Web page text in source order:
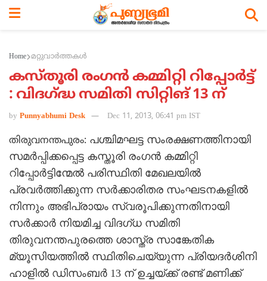
Home മറ്റുവാര്‍ത്തകള്‍
കസ്തൂരി രംഗന്‍ കമ്മിറ്റി റിപ്പോര്‍ട്ട്
: വിദഗ്ദ്ധ സമിതി സിറ്റിങ് 13 ന്
by Punnyabhumi Desk Dec 11, 2013, 06:41 pm IST
തിരുവനന്തപുരം: പശ്ചിമഘട്ട സംരക്ഷണത്തിനായി
സമര്‍പ്പിക്കപ്പെട്ട കസ്തൂരി രംഗന്‍ കമ്മിറ്റി
റിപ്പോര്‍ട്ടിന്മേല്‍ പരിസ്ഥിതി മേഖലയില്‍
പ്രവര്‍ത്തിക്കുന്ന സര്‍ക്കാരിതര സംഘടനകളില്‍
നിന്നും അഭിപ്രായം സ്വരൂപിക്കുന്നതിനായി
സര്‍ക്കാര്‍ നിയമിച്ച വിദഗ്ധ സമിതി
തിരുവനന്തപുരത്തെ ശാസ്ത്ര സാങ്കേതിക
മ്യൂസിയത്തില്‍ സ്ഥിതിചെയ്യുന്ന പ്രിയദര്‍ശിനി
ഹാളില്‍ ഡിസംബര്‍ 13 ന് ഉച്ചയ്ക്ക് രണ്ട് മണിക്ക്